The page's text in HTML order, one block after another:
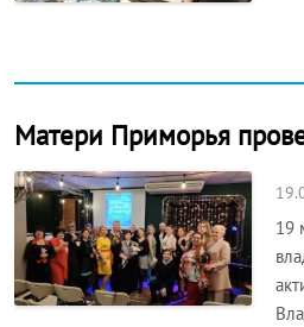
Матери Приморья
19